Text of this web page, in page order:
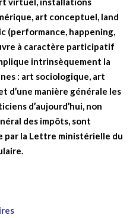
art conceptuel, land
(performance, happening,
à caractère participatif
intrinsèquement la
: art sociologique, art
manière générale les
d’aujourd’hui, non
des impôts, sont
par la Lettre ministérielle du